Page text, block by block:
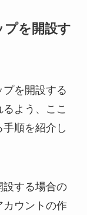
を開設す
を開設する
よう、ここ
順を紹介し
設する場合の
カウントの作